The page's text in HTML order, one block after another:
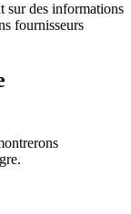
sur des informations
fournisseurs